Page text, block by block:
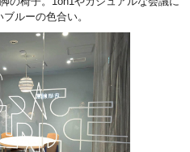
ルーの色合い。